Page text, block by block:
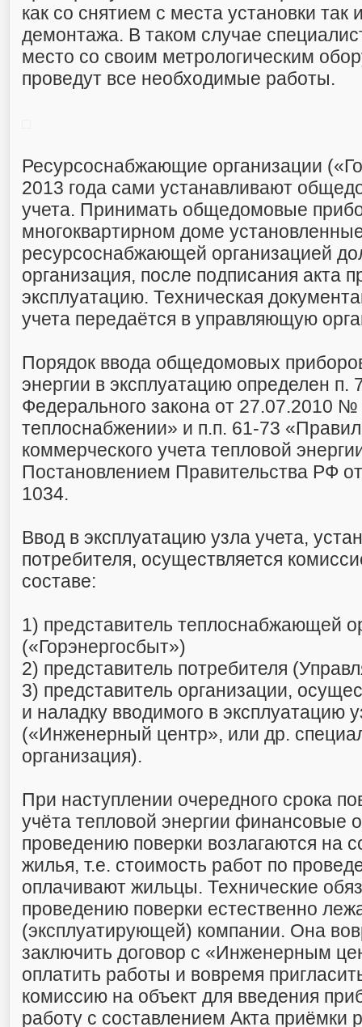
как со снятием с места установки так
демонтажа. В таком случае
место со своим метрологическим
проведут все необходимые работы.
Ресурсоснабжающие организации
2013 года сами устанавливают
учета. Принимать общедомовые
многоквартирном доме
ресурсоснабжающей организацией
организация, после подписания акта
эксплуатацию. Техническая
учета передаётся в управляющую
Порядок ввода общедомовых
энергии в эксплуатацию определен п.
Федерального закона от 27.07.2010
теплоснабжении» и п.п. 61-73
коммерческого учета тепловой
Постановлением Правительства РФ
1034.
Ввод в эксплуатацию узла учета,
потребителя, осуществляется
составе:
1) представитель теплоснабжающей
(«Горэнергосбыт»)
2) представитель потребителя
3) представитель организации,
и наладку вводимого в эксплуатацию
(«Инженерный центр», или др.
организация).
При наступлении очередного срока
учёта тепловой энергии финансовые
проведению поверки возлагаются на
жилья, т.е. стоимость работ по
оплачивают жильцы. Технические
проведению поверки естественно
(эксплуатирующей) компании. Она
заключить договор с «Инженерным
оплатить работы и вовремя
комиссию на объект для введения
работу с составлением Акта приёмки